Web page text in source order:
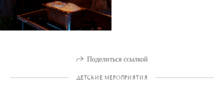
Поделиться ссылкой
ДЕТСКИЕ МЕРОПРИЯТИЯ